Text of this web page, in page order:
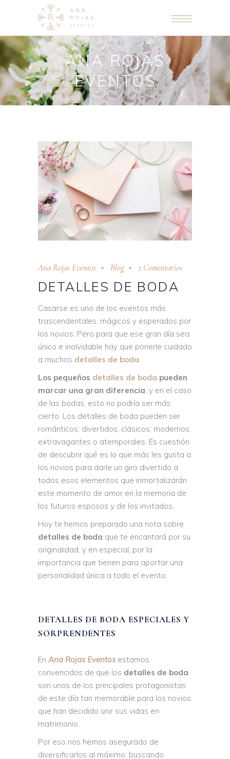
ANA ROJAS
EVENTOS
Ana Rojas Eventos Blog 2 Comentarios
DETALLES DE BODA
Casarse es uno de los eventos más
trascendentales, mágicos y esperados por
los novios. Pero para que ese gran día sea
único e inolvidable hay que ponerle cuidado
a muchos detalles de boda.
Los pequeños detalles de boda pueden
marcar una gran diferencia, y en el caso
de las bodas, esto no podría ser más
cierto. Los detalles de boda pueden ser
románticos, divertidos, clásicos, modernos,
extravagantes o atemporales. Es cuestión
de descubrir qué es lo que más les gusta a
los novios para darle un giro divertido a
todos esos elementos que inmortalizarán
este momento de amor en la memoria de
los futuros esposos y de los invitados.
Hoy te hemos preparado una nota sobre
detalles de boda que te encantará por su
originalidad, y en especial, por la
importancia que tienen para aportar una
personalidad única a todo el evento.
DETALLES DE BODA ESPECIALES Y
SORPRENDENTES
En Ana Rojas Eventos estamos
convencidos de que los detalles de boda
son unos de los principales protagonistas
de este día tan memorable para los novios
que han decidido unir sus vidas en
matrimonio.
Por eso nos hemos asegurado de
diversificarlos al máximo; buscando